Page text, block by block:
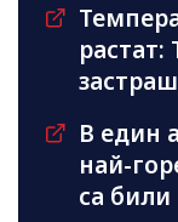
растат:
В един
най-
са